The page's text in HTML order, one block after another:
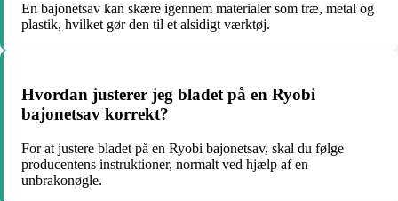
En bajonetsav kan skære igennem materialer som træ, metal og
plastik, hvilket gør den til et alsidigt værktøj.
Hvordan justerer jeg bladet på en Ryobi
bajonetsav korrekt?
For at justere bladet på en Ryobi bajonetsav, skal du følge
producentens instruktioner, normalt ved hjælp af en
unbrakonøgle.